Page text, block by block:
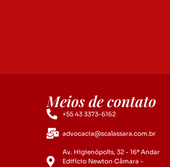
Meios de contato
+55 43 3373-6162
advocacia@scalassara.com.br
Av. Higienópolis, 32 - 16º Andar
Edifício Newton Câmara -